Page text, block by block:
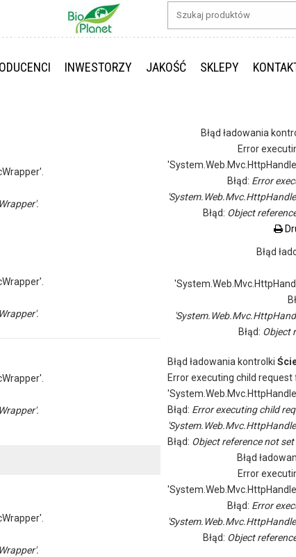
INWESTORZY JAKOŚĆ SKLEPY
Błąd ładowania
Error
Błąd: Error
Błąd: Object
Błąd
Błąd: Object
Błąd ładowania kontrolki
Error executing child
Błąd: Error executing child
Błąd: Object reference not
Błąd
Error
Błąd: Error
Błąd: Object